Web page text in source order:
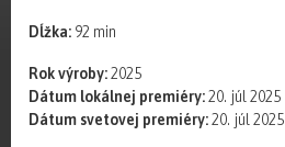
Dĺžka: 92 min
Rok výroby:2025
Dátum lokálnej premiéry:20. júl 2025
Dátum svetovej premiéry:20. júl 2025